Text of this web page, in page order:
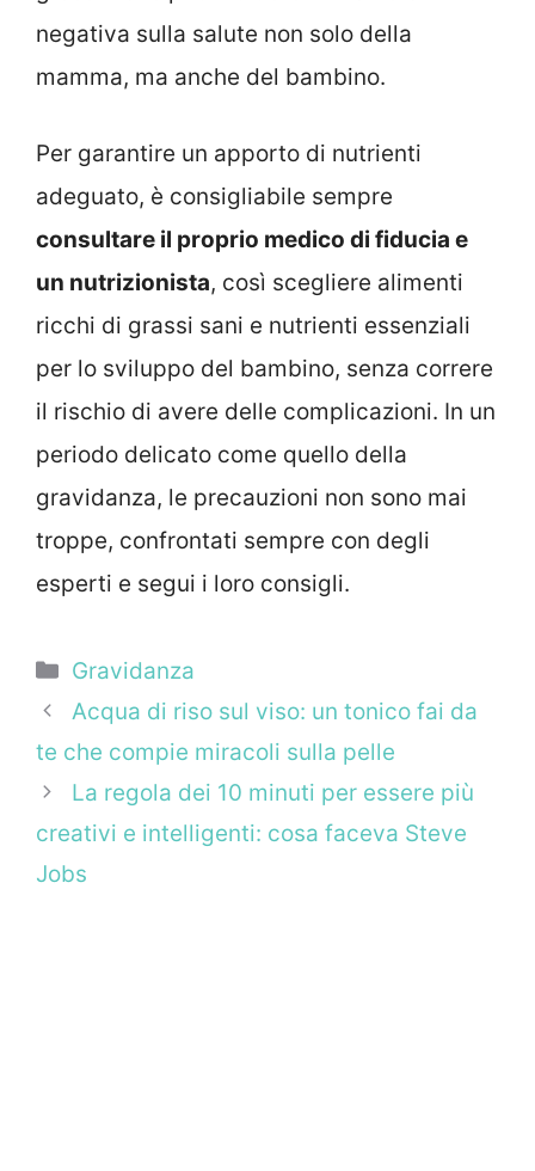
negativa sulla salute non solo della
mamma, ma anche del bambino.
Per garantire un apporto di nutrienti
adeguato, è consigliabile sempre
consultare il proprio medico di fiducia e
un nutrizionista, così scegliere alimenti
ricchi di grassi sani e nutrienti essenziali
per lo sviluppo del bambino, senza correre
il rischio di avere delle complicazioni. In un
periodo delicato come quello della
gravidanza, le precauzioni non sono mai
troppe, confrontati sempre con degli
esperti e segui i loro consigli.
Categorie
Gravidanza
Acqua di riso sul viso: un tonico fai da
te che compie miracoli sulla pelle
La regola dei 10 minuti per essere più
creativi e intelligenti: cosa faceva Steve
Jobs